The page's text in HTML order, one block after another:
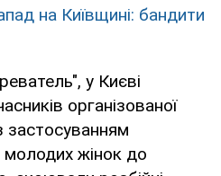
на Київщині: бандити
у Києві
організованої
застосуванням
молодих жінок до